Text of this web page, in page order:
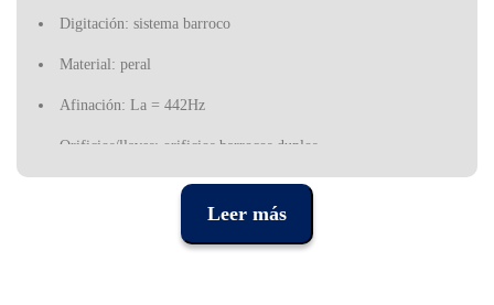
Digitación: sistema barroco
Material: peral
Afinación: La = 442Hz
Orificios/llaves: orificios barrocos duplos
Incluye: funda de algodón, varilla de limpieza, tabla de
digitación e instrucciones para el cuidado del instrumento
La historia del nombre de la empresa Mollenhauer se remonta a
Leer más